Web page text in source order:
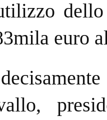
dello
euro